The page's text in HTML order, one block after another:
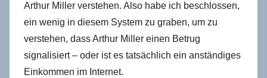
Arthur Miller verstehen. Also habe ich beschlossen,
ein wenig in diesem System zu graben, um zu
verstehen, dass Arthur Miller einen Betrug
signalisiert – oder ist es tatsächlich ein anständiges
Einkommen im Internet.